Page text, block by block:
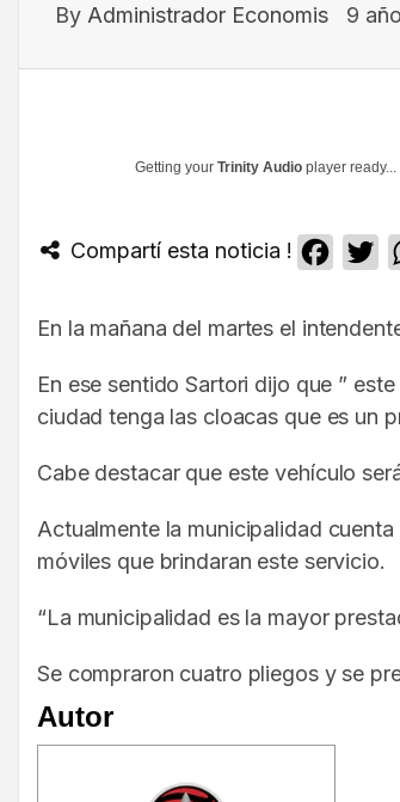
By Administrador Economis 9
Getting your Trinity Audio player ready...
Compartí esta noticia !
En la mañana del martes el
En ese sentido Sartori dijo que ”
ciudad tenga las cloacas que es un
Cabe destacar que este vehículo
Actualmente la municipalidad
móviles que brindaran este servicio.
“La municipalidad es la mayor
Se compraron cuatro pliegos y se
Autor